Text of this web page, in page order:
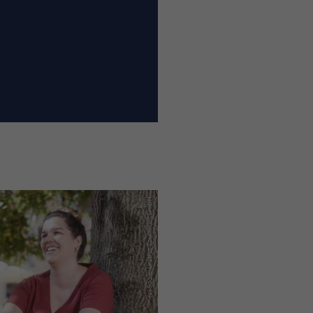
(c) Saale-Unstrut Tourismus GmbH